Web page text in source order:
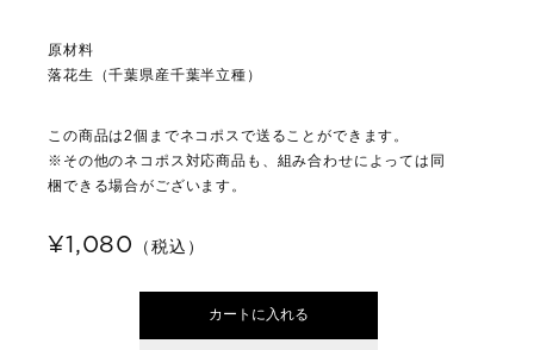
原材料
落花生（千葉県産千葉半立種）
この商品は2個までネコポスで送ることができます。
※その他のネコポス対応商品も、組み合わせによっては同
梱できる場合がございます。
¥1,080 （税込）
カートに入れる